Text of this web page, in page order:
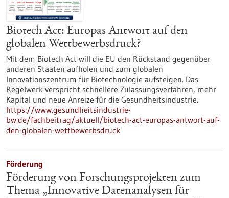
Biotech Act: Europas Antwort auf den
globalen Wettbewerbsdruck?
Mit dem Biotech Act will die EU den Rückstand gegenüber
anderen Staaten aufholen und zum globalen
Innovationszentrum für Biotechnologie aufsteigen. Das
Regelwerk verspricht schnellere Zulassungsverfahren, mehr
Kapital und neue Anreize für die Gesundheitsindustrie.
https://www.gesundheitsindustrie-
bw.de/fachbeitrag/aktuell/biotech-act-europas-antwort-auf-
den-globalen-wettbewerbsdruck
Förderung
Förderung von Forschungsprojekten zum
Thema „Innovative Datenanalysen für